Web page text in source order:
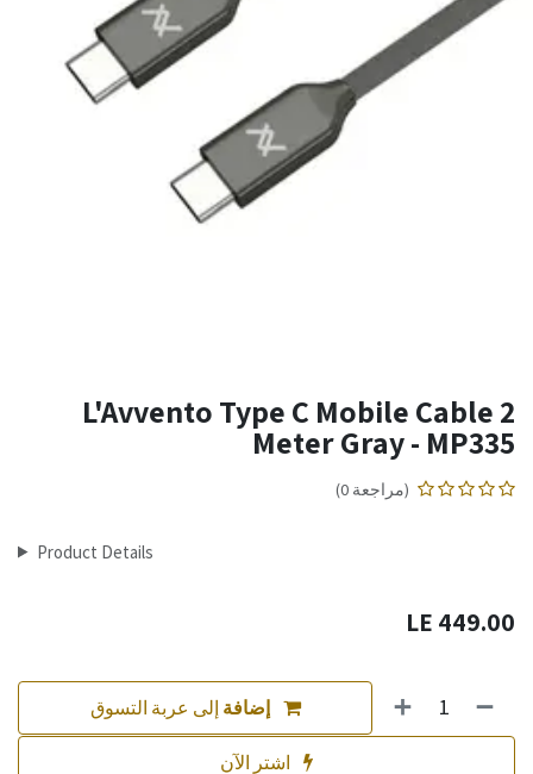
L'Avvento Type C Mobile Cable 2
Meter Gray - MP335
(مراجعة 0)
Product Details
449.00
إضافة إلى عربة التسوق